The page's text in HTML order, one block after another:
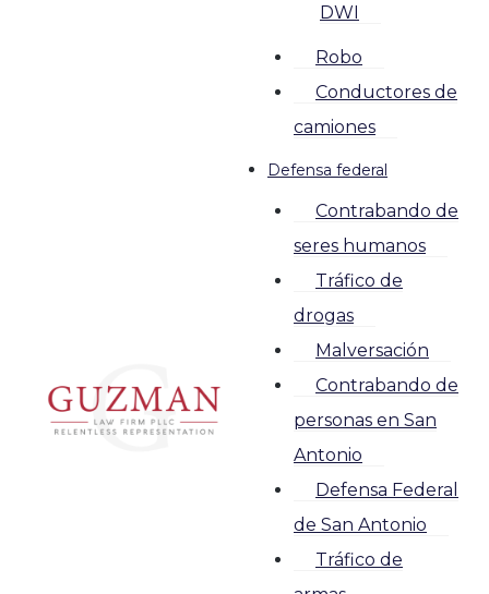
DWI
Robo
Conductores de
camiones
Defensa federal
Contrabando de
seres humanos
Tráfico de
drogas
Malversación
Contrabando de
personas en San
Antonio
Defensa Federal
de San Antonio
Tráfico de